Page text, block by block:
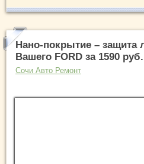
Нано-покрытие – защита
Вашего FORD за 1590 руб.
Сочи Авто Ремонт